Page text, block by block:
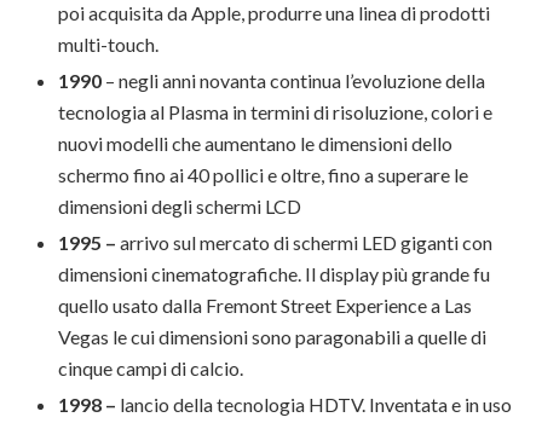
poi acquisita da Apple, produrre una linea di prodotti
multi-touch.
1990 – negli anni novanta continua l’evoluzione della
tecnologia al Plasma in termini di risoluzione, colori e
nuovi modelli che aumentano le dimensioni dello
schermo fino ai 40 pollici e oltre, fino a superare le
dimensioni degli schermi LCD
1995 – arrivo sul mercato di schermi LED giganti con
dimensioni cinematografiche. Il display più grande fu
quello usato dalla Fremont Street Experience a Las
Vegas le cui dimensioni sono paragonabili a quelle di
cinque campi di calcio.
1998 – lancio della tecnologia HDTV. Inventata e in uso